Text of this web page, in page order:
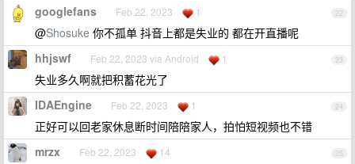
22
googlefans Feb 22, 2023 1
@Shosuke 你不孤单 抖音上都是失业的 都在开直播呢
23
hhjswf Feb 22, 2023 via Android 1
失业多久啊就把积蓄花光了
24
IDAEngine Feb 22, 2023 1
正好可以回老家休息断时间陪陪家人，拍怕短视频也不错
25
mrzx Feb 22, 2023 14